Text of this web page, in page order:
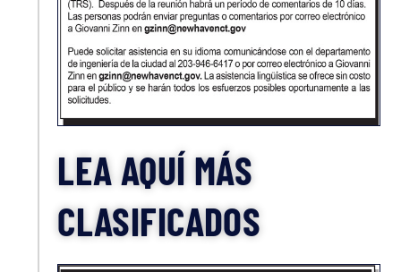
LEA AQUÍ MÁS
CLASIFICADOS